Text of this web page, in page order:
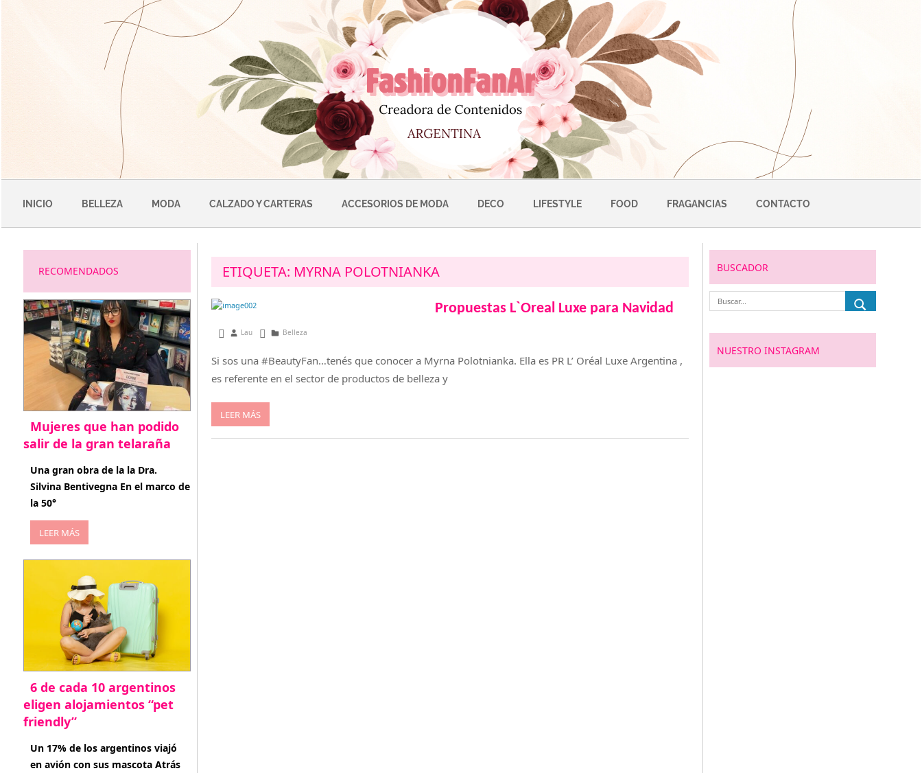
INICIO BELLEZA MODA CALZADO Y CARTERAS ACCESORIOS DE MODA DECO LIFESTYLE FOOD FRAGANCIAS CONTACTO
ETIQUETA: MYRNA POLOTNIANKA
Propuestas L`Oreal Luxe para Navidad
diciembre 22, 2014
Lau Belleza
Si sos una #BeautyFan…tenés que conocer a Myrna Polotnianka. Ella es PR L’ Oréal Luxe Argentina ,
es referente en el sector de productos de belleza y
LEER MÁS
RECOMENDADOS
Mujeres que han podido
salir de la gran telaraña
abril 29, 2026
Una gran obra de la la Dra.
Silvina Bentivegna En el marco de
la 50°
LEER MÁS
6 de cada 10 argentinos
eligen alojamientos “pet
friendly”
abril 27, 2026
Un 17% de los argentinos viajó
en avión con sus mascota Atrás
BUSCADOR
NUESTRO INSTAGRAM